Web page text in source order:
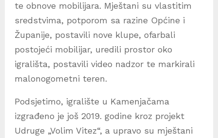
te obnove mobilijara. Mještani su vlastitim
sredstvima, potporom sa razine Općine i
Županije, postavili nove klupe, ofarbali
postojeći mobilijar, uredili prostor oko
igrališta, postavili video nadzor te markirali
malonogometni teren.
Podsjetimo, igralište u Kamenjačama
izgrađeno je još 2019. godine kroz projekt
Udruge „Volim Vitez“, a upravo su mještani